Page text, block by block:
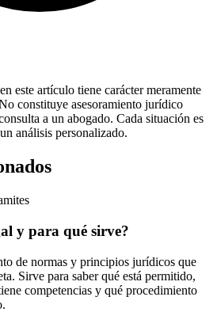
este artículo tiene carácter meramente
constituye asesoramiento jurídico
a un abogado. Cada situación es
análisis personalizado.
y para qué sirve?
de normas y principios jurídicos que
Sirve para saber qué está permitido,
competencias y qué procedimiento